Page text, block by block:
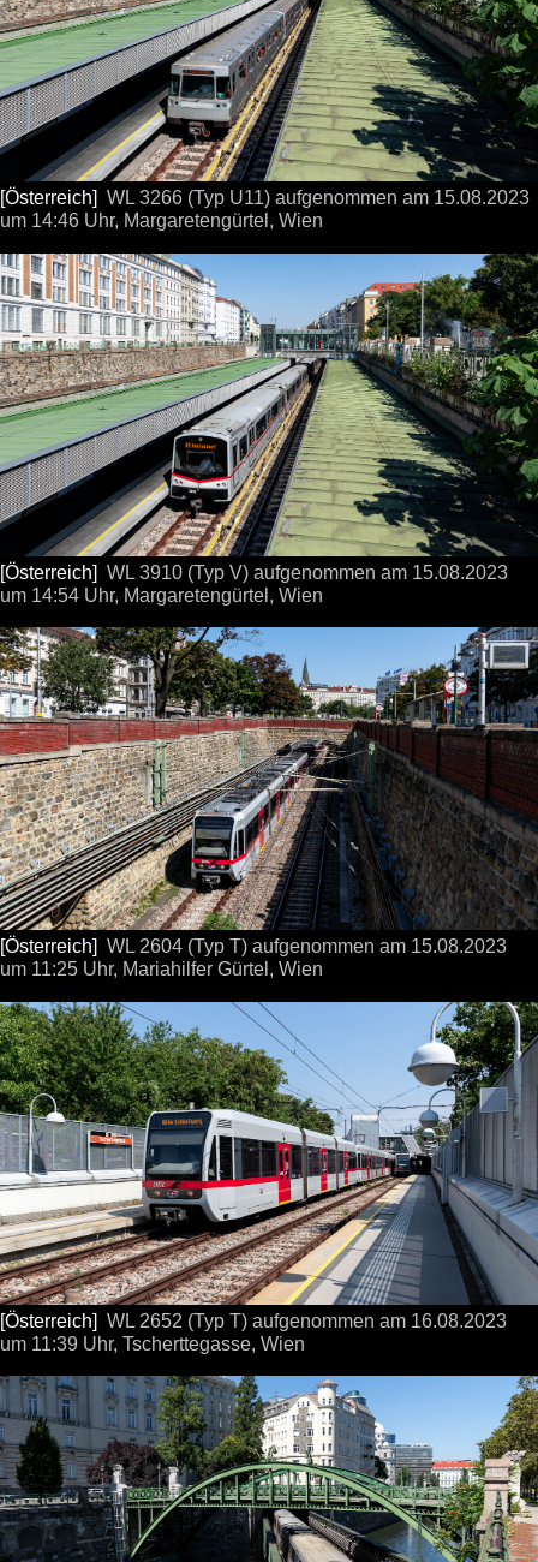
[Österreich] WL 3266 (Typ U11) aufgenommen am 15.08.2023
um 14:46 Uhr, Margaretengürtel, Wien
[Österreich] WL 3910 (Typ V) aufgenommen am 15.08.2023
um 14:54 Uhr, Margaretengürtel, Wien
[Österreich] WL 2604 (Typ T) aufgenommen am 15.08.2023
um 11:25 Uhr, Mariahilfer Gürtel, Wien
[Österreich] WL 2652 (Typ T) aufgenommen am 16.08.2023
um 11:39 Uhr, Tscherttegasse, Wien